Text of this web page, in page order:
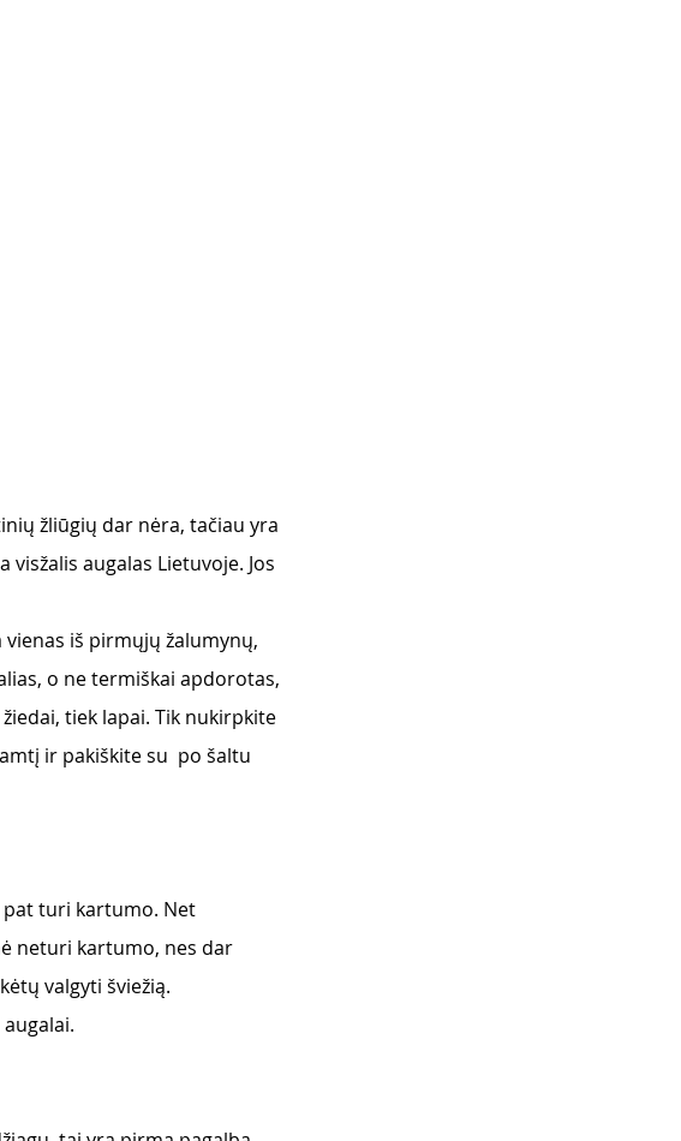
žliūgių dar nėra, tačiau yra
augalas Lietuvoje. Jos
iš pirmųjų žalumynų,
o ne termiškai apdorotas,
tiek lapai. Tik nukirpkite
ir pakiškite su  po šaltu
pat turi kartumo. Net
neturi kartumo, nes dar
valgyti šviežią.